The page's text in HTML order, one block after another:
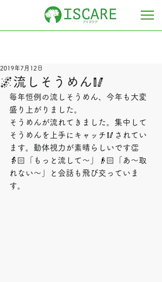
🌌流しそうめん🥢
2019年7月12日
毎年恒例の流しそうめん、今年も大変
盛り上がりました。
そうめんが流れてきました。集中して
そうめんを上手にキャッチ🥢されてい
ます。動体視力が素晴らしいです👏
👵🏻「もっと流して～」👴🏻「あ～取
れない～」と会話も飛び交っていま
す。